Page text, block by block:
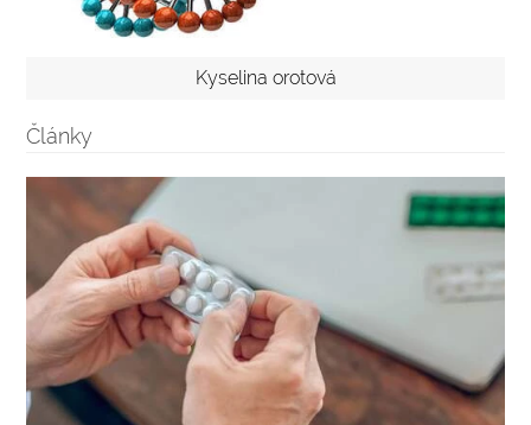
Kyselina orotová
Články